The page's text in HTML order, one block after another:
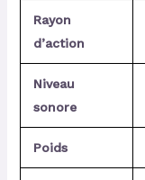
Rayon
d’action
Niveau
sonore
Poids